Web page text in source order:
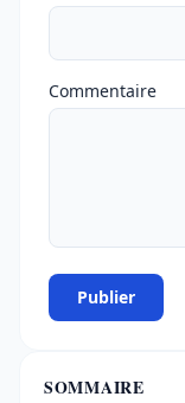
Commentaire
Publier
SOMMAIRE